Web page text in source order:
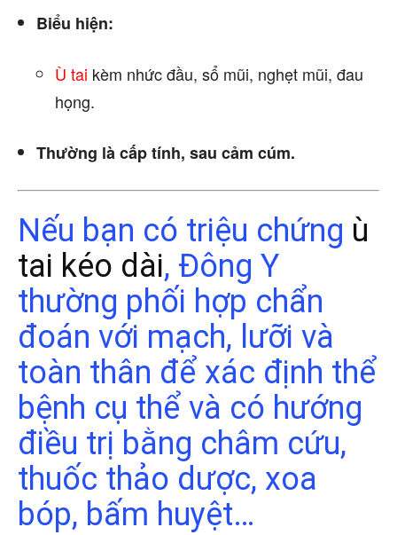
Biểu hiện:
Ù tai kèm nhức đầu, sổ mũi, nghẹt mũi, đau
họng.
Thường là cấp tính, sau cảm cúm.
Nếu bạn có triệu chứng ù
tai kéo dài, Đông Y
thường phối hợp chẩn
đoán với mạch, lưỡi và
toàn thân để xác định thể
bệnh cụ thể và có hướng
điều trị bằng châm cứu,
thuốc thảo dược, xoa
bóp, bấm huyệt…